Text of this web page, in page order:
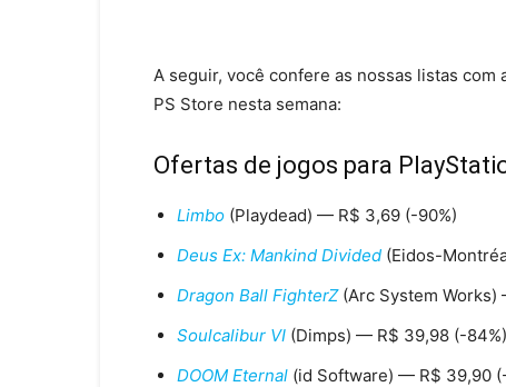
A seguir, você confere as nossas listas com
PS Store nesta semana:
Ofertas de jogos para
Limbo (Playdead) — R$ 3,69 (-90%)
Deus Ex: Mankind Divided (Eidos-
Dragon Ball FighterZ(Arc System Works)
Soulcalibur VI (Dimps) — R$ 39,98 (-84%)
DOOM Eternal (id Software) — R$ 39,90